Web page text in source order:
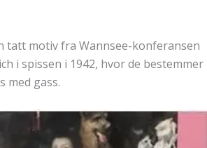
tatt motiv fra Wannsee-konferansen
i spissen i 1942, hvor de bestemmer
med gass.